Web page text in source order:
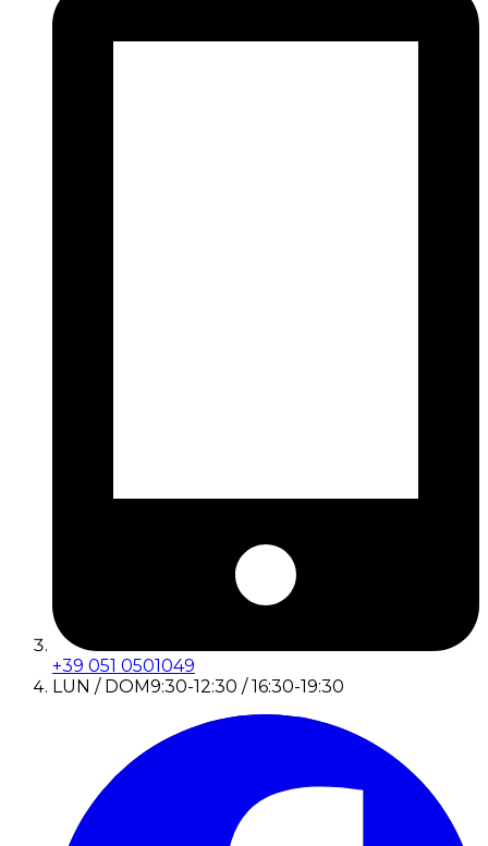
+39 051 0501049
LUN / DOM9:30-12:30 / 16:30-19:30